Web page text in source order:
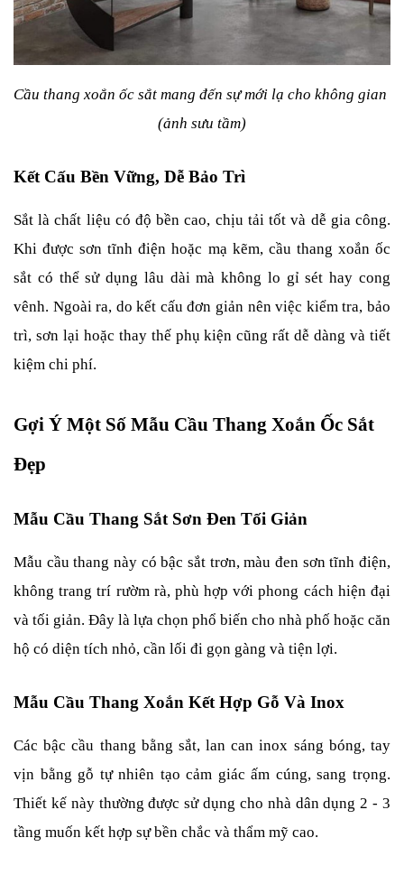
Cầu thang xoắn ốc sắt mang đến sự mới lạ cho không gian
(ảnh sưu tầm)
Kết Cấu Bền Vững, Dễ Bảo Trì
Sắt là chất liệu có độ bền cao, chịu tải tốt và dễ gia công.
Khi được sơn tĩnh điện hoặc mạ kẽm, cầu thang xoắn ốc
sắt có thể sử dụng lâu dài mà không lo gỉ sét hay cong
vênh. Ngoài ra, do kết cấu đơn giản nên việc kiểm tra, bảo
trì, sơn lại hoặc thay thế phụ kiện cũng rất dễ dàng và tiết
kiệm chi phí.
Gợi Ý Một Số Mẫu Cầu Thang Xoắn Ốc Sắt
Đẹp
Mẫu Cầu Thang Sắt Sơn Đen Tối Giản
Mẫu cầu thang này có bậc sắt trơn, màu đen sơn tĩnh điện,
không trang trí rườm rà, phù hợp với phong cách hiện đại
và tối giản. Đây là lựa chọn phổ biến cho nhà phố hoặc căn
hộ có diện tích nhỏ, cần lối đi gọn gàng và tiện lợi.
Mẫu Cầu Thang Xoắn Kết Hợp Gỗ Và Inox
Các bậc cầu thang bằng sắt, lan can inox sáng bóng, tay
vịn bằng gỗ tự nhiên tạo cảm giác ấm cúng, sang trọng.
Thiết kế này thường được sử dụng cho nhà dân dụng 2 - 3
tầng muốn kết hợp sự bền chắc và thẩm mỹ cao.